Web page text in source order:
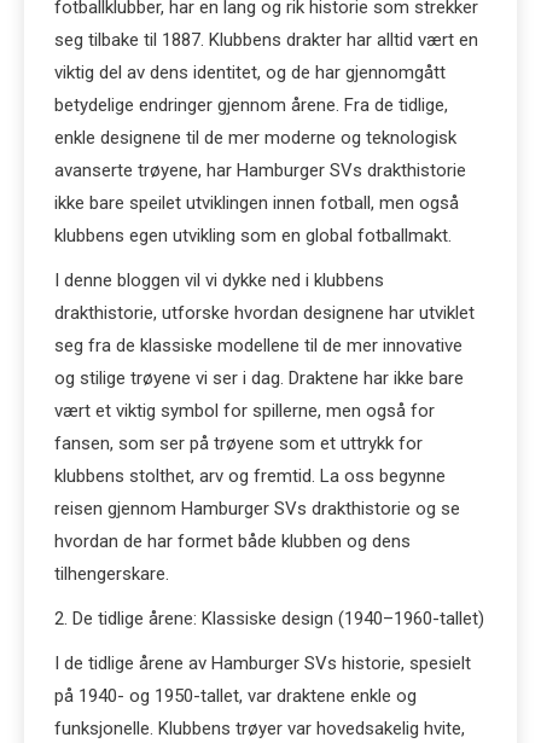
fotballklubber, har en lang og rik historie som strekker
seg tilbake til 1887. Klubbens drakter har alltid vært en
viktig del av dens identitet, og de har gjennomgått
betydelige endringer gjennom årene. Fra de tidlige,
enkle designene til de mer moderne og teknologisk
avanserte trøyene, har Hamburger SVs drakthistorie
ikke bare speilet utviklingen innen fotball, men også
klubbens egen utvikling som en global fotballmakt.
I denne bloggen vil vi dykke ned i klubbens
drakthistorie, utforske hvordan designene har utviklet
seg fra de klassiske modellene til de mer innovative
og stilige trøyene vi ser i dag. Draktene har ikke bare
vært et viktig symbol for spillerne, men også for
fansen, som ser på trøyene som et uttrykk for
klubbens stolthet, arv og fremtid. La oss begynne
reisen gjennom Hamburger SVs drakthistorie og se
hvordan de har formet både klubben og dens
tilhengerskare.
2. De tidlige årene: Klassiske design (1940–1960-tallet)
I de tidlige årene av Hamburger SVs historie, spesielt
på 1940- og 1950-tallet, var draktene enkle og
funksjonelle. Klubbens trøyer var hovedsakelig hvite,